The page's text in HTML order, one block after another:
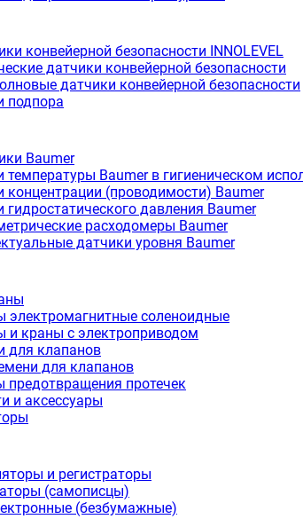
конвейерной безопасности INNOLEVEL
датчики конвейерной безопасности
датчики конвейерной безопасности
подпора
Baumer
температуры Baumer в гигиеническом
концентрации (проводимости) Baumer
гидростатического давления Baumer
расходомеры Baumer
датчики уровня Baumer
электромагнитные соленоидные
и краны с электроприводом
для клапанов
для клапанов
предотвращения протечек
и аксессуары
и регистраторы
(самописцы)
(безбумажные)